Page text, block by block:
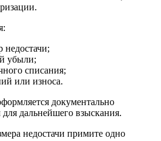
недостачи;
убыли;
списания;
или износа.
документально
дальнейшего взыскания.
недостачи примите одно